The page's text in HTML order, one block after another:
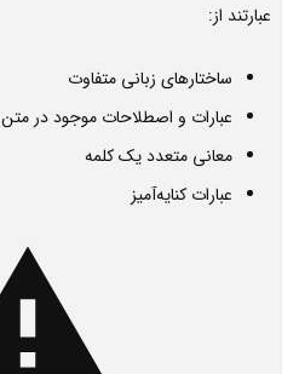
عبارتند از:
ساختارهای زبانی متفاوت
عبارات و اصطلاحات موجود در متن
معانی متعدد یک کلمه
عبارات کنایه‌آمیز